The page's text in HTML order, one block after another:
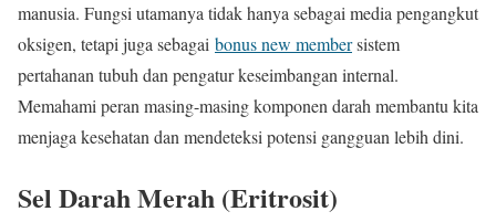
manusia. Fungsi utamanya tidak hanya sebagai media pengangkut
oksigen, tetapi juga sebagai bonus new membersistem
pertahanan tubuh dan pengatur keseimbangan internal.
Memahami peran masing-masing komponen darah membantu kita
menjaga kesehatan dan mendeteksi potensi gangguan lebih dini.
Sel Darah Merah (Eritrosit)